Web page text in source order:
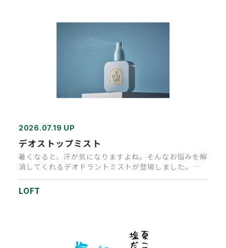
2026.07.19 UP
デオストップミスト
暑くなると、汗が気になりますよね。そんなお悩みを解
消してくれるデオドラントミストが登場しました。香
りでごまかすのではなく…
LOFT